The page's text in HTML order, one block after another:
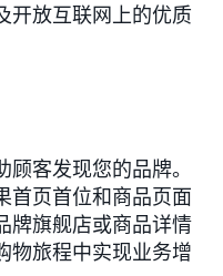
开放互联网上的优质
客发现您的品牌。
首页首位和商品页面
牌旗舰店或商品详情
物旅程中实现业务增